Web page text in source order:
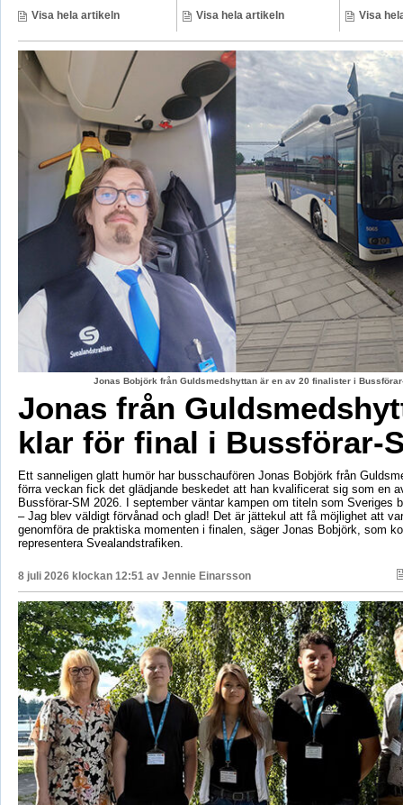
Visa hela artikeln Visa hela artikeln Visa
Jonas Bobjörk från Guldsmedshyttan är en av 20 finalister i
Jonas från
klar för final i Bussförar-
Ett sanneligen glatt humör har busschaufören Jonas Bobjörk från
förra veckan fick det glädjande beskedet att han kvalificerat sig som en
Bussförar-SM 2026. I september väntar kampen om titeln som Sveriges
– Jag blev väldigt förvånad och glad! Det är jättekul att få möjlighet att
genomföra de praktiska momenten i finalen, säger Jonas Bobjörk, som
representera Svealandstrafiken.
8 juli 2026 klockan 12:51 av Jennie Einarsson